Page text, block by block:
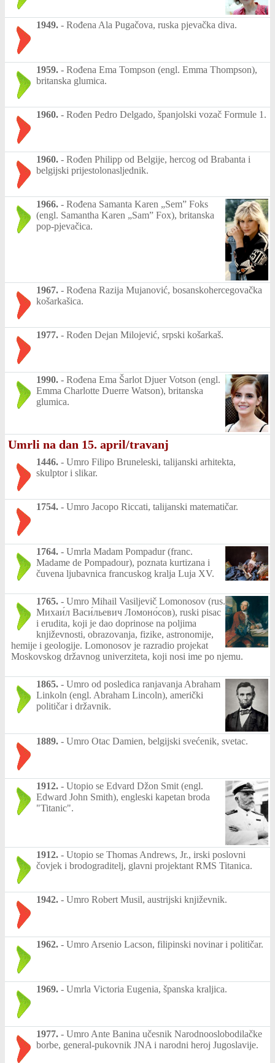
1949. - Rođena Ala Pugačova, ruska pjevačka diva.
1959. - Rođena Ema Tompson (engl. Emma Thompson),
britanska glumica.
1960. - Rođen Pedro Delgado, španjolski vozač Formule 1.
1960. - Rođen Philipp od Belgije, hercog od Brabanta i
belgijski prijestolonasljednik.
1966. - Rođena Samanta Karen „Sem” Foks
(engl. Samantha Karen „Sam” Fox), britanska
pop-pjevačica.
1967. - Rođena Razija Mujanović, bosanskohercegovačka
košarkašica.
1977. - Rođen Dejan Milojević, srpski košarkaš.
1990. - Rođena Ema Šarlot Djuer Votson (engl.
Emma Charlotte Duerre Watson), britanska
glumica.
Umrli na dan 15. april/travanj
1446. - Umro Filipo Bruneleski, talijanski arhitekta,
skulptor i slikar.
1754. - Umro Jacopo Riccati, talijanski matematičar.
1764. - Umrla Madam Pompadur (franc.
Madame de Pompadour), poznata kurtizana i
čuvena ljubavnica francuskog kralja Luja XV.
1765. - Umro Mihail Vasiljevič Lomonosov (rus.
Михаи́л Васи́льевич Ломоно́сов), ruski pisac
i erudita, koji je dao doprinose na poljima
književnosti, obrazovanja, fizike, astronomije,
hemije i geologije. Lomonosov je razradio projekat
Moskovskog državnog univerziteta, koji nosi ime po njemu.
1865. - Umro od posledica ranjavanja Abraham
Linkoln (engl. Abraham Lincoln), američki
političar i državnik.
1889. - Umro Otac Damien, belgijski svećenik, svetac.
1912. - Utopio se Edvard Džon Smit (engl.
Edward John Smith), engleski kapetan broda
"Titanic".
1912. - Utopio se Thomas Andrews, Jr., irski poslovni
čovjek i brodograditelj, glavni projektant RMS Titanica.
1942. - Umro Robert Musil, austrijski književnik.
1962. - Umro Arsenio Lacson, filipinski novinar i političar.
1969. - Umrla Victoria Eugenia, španska kraljica.
1977. - Umro Ante Banina učesnik Narodnooslobodilačke
borbe, general-pukovnik JNA i narodni heroj Jugoslavije.